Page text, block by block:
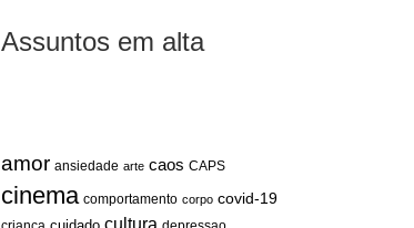
Assuntos em alta
amor ansiedade arte caos CAPS
cinema comportamento corpo covid-19